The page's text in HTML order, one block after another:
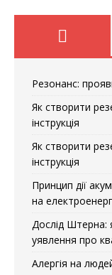
Резонанс:
Як створити
інструкція
Як створити
інструкція
Принцип дії
на
Дослід Штерна:
уявлення про
Алергія на